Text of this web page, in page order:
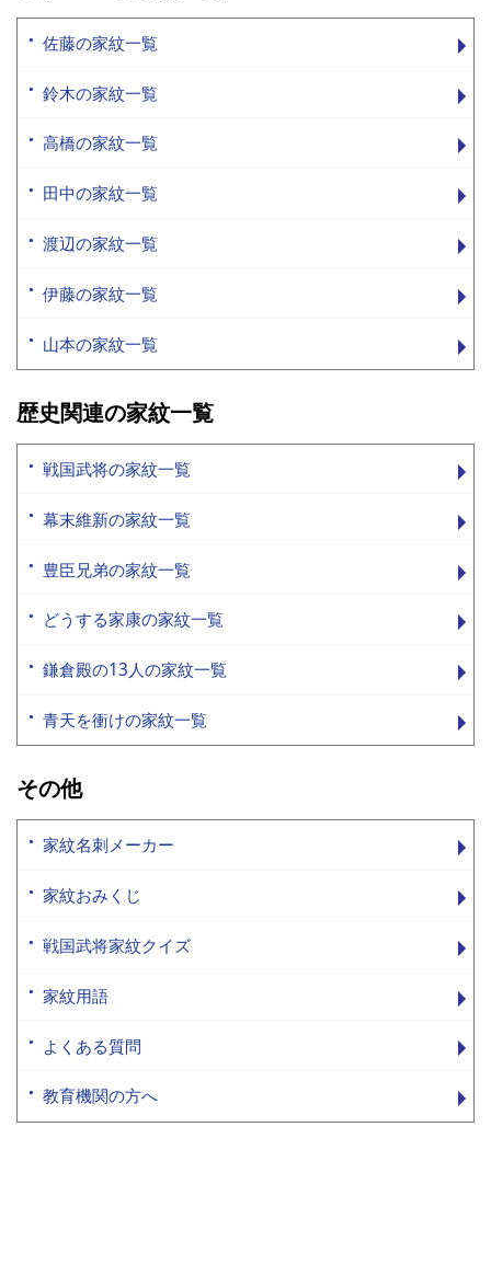
佐藤の家紋一覧
鈴木の家紋一覧
高橋の家紋一覧
田中の家紋一覧
渡辺の家紋一覧
伊藤の家紋一覧
山本の家紋一覧
歴史関連の家紋一覧
戦国武将の家紋一覧
幕末維新の家紋一覧
豊臣兄弟の家紋一覧
どうする家康の家紋一覧
鎌倉殿の13人の家紋一覧
青天を衝けの家紋一覧
その他
家紋名刺メーカー
家紋おみくじ
戦国武将家紋クイズ
家紋用語
よくある質問
教育機関の方へ